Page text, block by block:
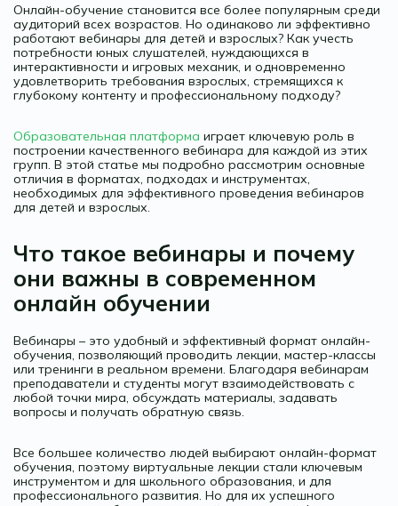
Онлайн-обучение становится все более популярным среди
аудиторий всех возрастов. Но одинаково ли эффективно
работают вебинары для детей и взрослых? Как учесть
потребности юных слушателей, нуждающихся в
интерактивности и игровых механик, и одновременно
удовлетворить требования взрослых, стремящихся к
глубокому контенту и профессиональному подходу?
Образовательная платформа играет ключевую роль в
построении качественного вебинара для каждой из этих
групп. В этой статье мы подробно рассмотрим основные
отличия в форматах, подходах и инструментах,
необходимых для эффективного проведения вебинаров
для детей и взрослых.
Что такое вебинары и почему
они важны в современном
онлайн обучении
Вебинары – это удобный и эффективный формат онлайн-
обучения, позволяющий проводить лекции, мастер-классы
или тренинги в реальном времени. Благодаря вебинарам
преподаватели и студенты могут взаимодействовать с
любой точки мира, обсуждать материалы, задавать
вопросы и получать обратную связь.
Все большее количество людей выбирают онлайн-формат
обучения, поэтому виртуальные лекции стали ключевым
инструментом и для школьного образования, и для
профессионального развития. Но для их успешного